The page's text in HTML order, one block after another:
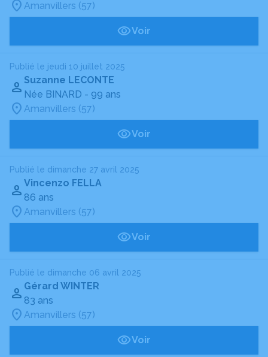
Amanvillers (57)
Voir
Publié le jeudi 10 juillet 2025
Suzanne LECONTE
Née BINARD - 99 ans
Amanvillers (57)
Voir
Publié le dimanche 27 avril 2025
Vincenzo FELLA
86 ans
Amanvillers (57)
Voir
Publié le dimanche 06 avril 2025
Gérard WINTER
83 ans
Amanvillers (57)
Voir